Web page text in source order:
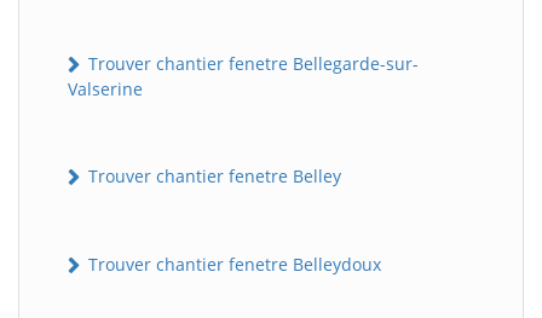
Trouver chantier fenetre Bellegarde-sur-
Valserine
Trouver chantier fenetre Belley
Trouver chantier fenetre Belleydoux